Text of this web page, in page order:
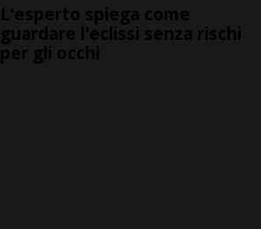
L'esperto spiega come
guardare l'eclissi senza rischi
per gli occhi